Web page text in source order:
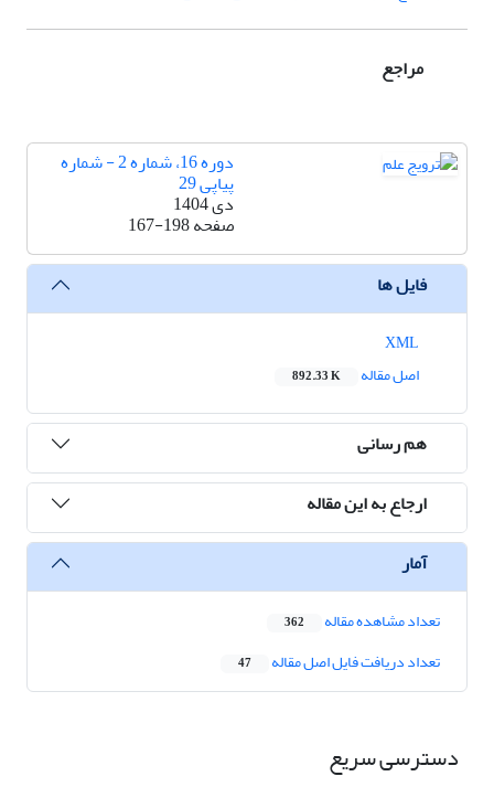
مراجع
دوره 16، شماره 2 - شماره
پیاپی 29
دی 1404
صفحه167-198
فایل ها
اصل مقاله
892.33 K
هم رسانی
ارجاع به این مقاله
آمار
تعداد مشاهده مقاله 362
تعداد دریافت فایل اصل مقاله 47
دسترسی سریع